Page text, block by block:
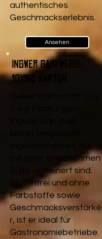
authentisches
Geschmackserlebnis.
Ansehen
Ingwer Gari Weiß,
10x1kg Karton
Ingwerscheiben, die
mit einer angenehmen
Süße verfeinert sind.
Glutenfrei und ohne
Farbstoffe sowie
Geschmacksverstärke
r, ist er ideal für
Gastronomiebetriebe.